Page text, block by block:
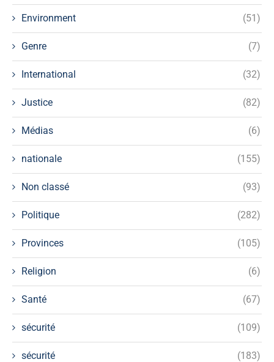
Environment (51)
Genre (7)
International (32)
Justice (82)
Médias (6)
nationale (155)
Non classé (93)
Politique (282)
Provinces (105)
Religion (6)
Santé (67)
sécurité (109)
sécurité (183)